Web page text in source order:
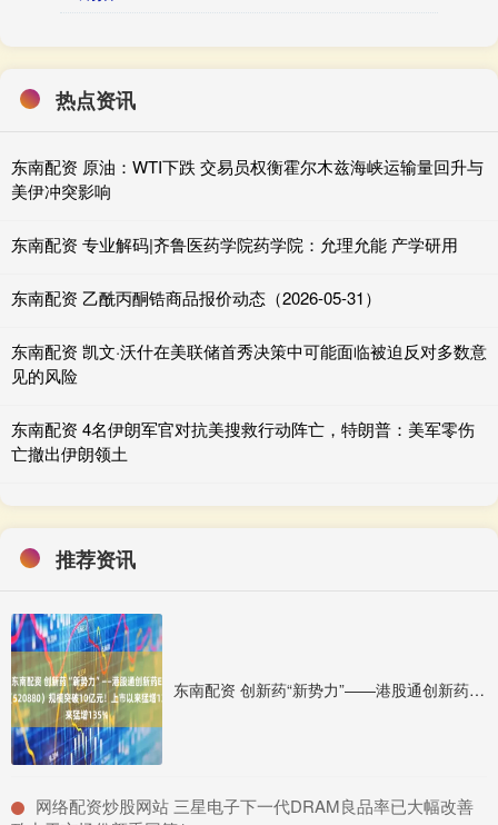
热点资讯
东南配资 原油：WTI下跌 交易员权衡霍尔木兹海峡运输量回升与
美伊冲突影响
东南配资 专业解码|齐鲁医药学院药学院：允理允能 产学研用
东南配资 乙酰丙酮锆商品报价动态（2026-05-31）
东南配资 凯文·沃什在美联储首秀决策中可能面临被迫反对多数意
见的风险
东南配资 4名伊朗军官对抗美搜救行动阵亡，特朗普：美军零伤
亡撤出伊朗领土
推荐资讯
东南配资 创新药“新势力”——港股通创新药ETF（520880）规模突破10亿元！上市以来猛增135%
​网络配资炒股网站 三星电子下一代DRAM良品率已大幅改善